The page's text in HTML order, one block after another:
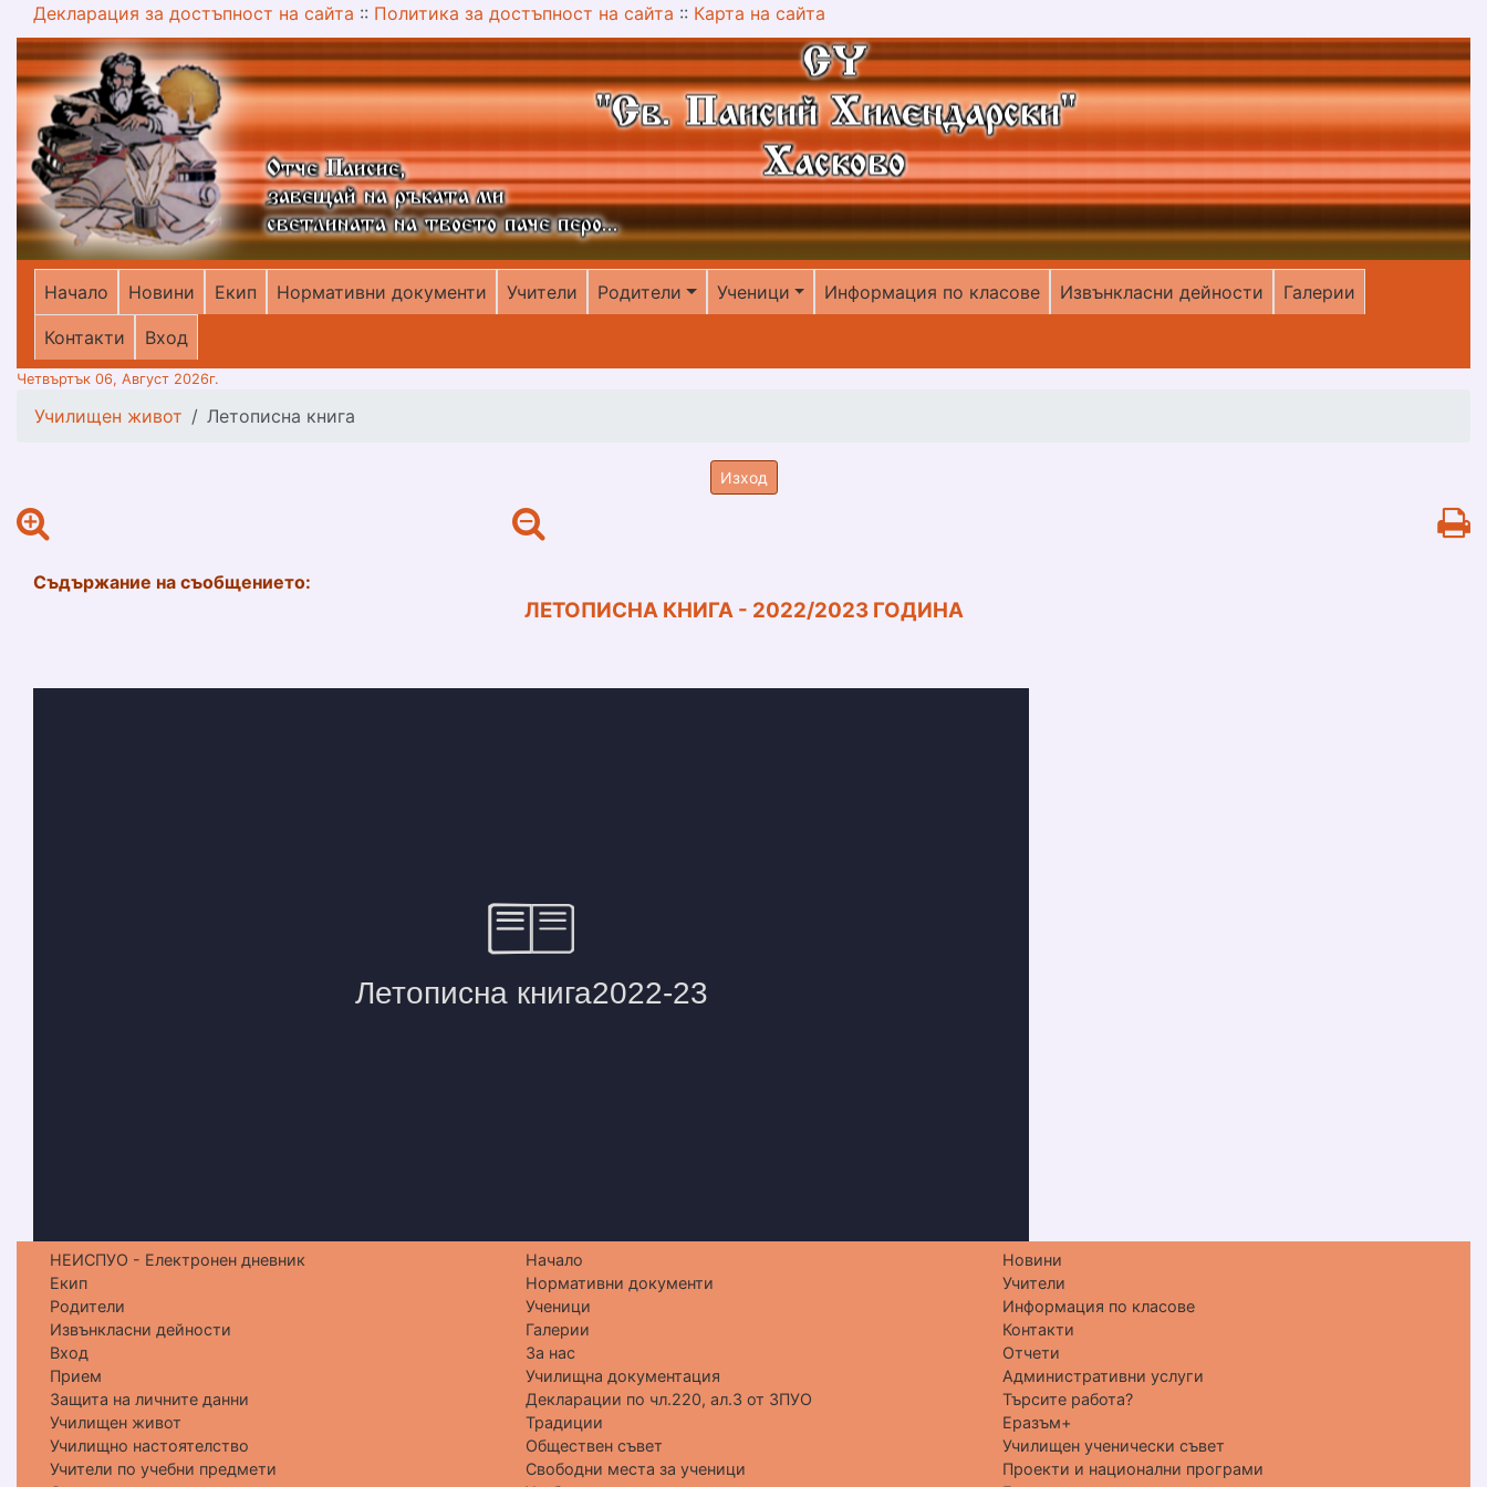
Декларация за достъпност на сайта :: Политика за достъпност на сайта :: Карта на сайта
меню горно
Начало Новини Екип Нормативни документи Учители Родители Ученици Информация по класове Извънкласни дейности Галерии
Контакти Вход
Четвъртък 06, Август 2026г.
Училищен живот Летописна книга
Изход
Съдържание на съобщението:
ЛЕТОПИСНА КНИГА - 2022/2023 ГОДИНА
НЕИСПУО - Електронен дневник Начало
Новини
Екип
Нормативни документи
Учители
Родители
Ученици
Информация по класове
Извънкласни дейности
Галерии
Контакти
Вход
За нас
Отчети
Прием
Училищна документация
Административни услуги
Защита на личните данни
Декларации по чл.220, ал.3 от ЗПУО
Търсите работа?
Училищен живот
Традиции
Еразъм+
Училищно настоятелство
Обществен съвет
Училищен ученически съвет
Учители по учебни предмети
Свободни места за ученици
Проекти и национални програми